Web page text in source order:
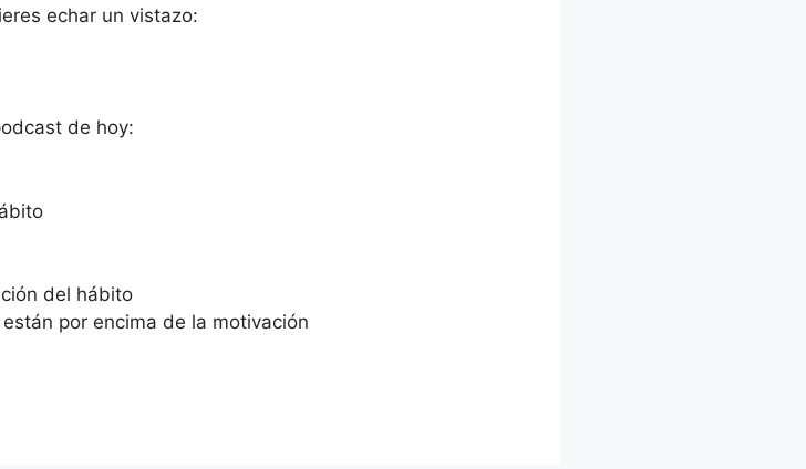
echar un vistazo:
de hoy:
del hábito
por encima de la motivación